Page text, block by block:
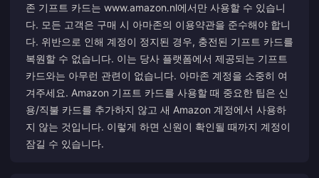
존 기프트 카드는 www.amazon.nl에서만 사용할 수 있습니
다. 모든 고객은 구매 시 아마존의 이용약관을 준수해야 합니
다. 위반으로 인해 계정이 정지된 경우, 충전된 기프트 카드를
복원할 수 없습니다. 이는 당사 플랫폼에서 제공되는 기프트
카드와는 아무런 관련이 없습니다. 아마존 계정을 소중히 여
겨주세요. Amazon 기프트 카드를 사용할 때 중요한 팁은 신
용/직불 카드를 추가하지 않고 새 Amazon 계정에서 사용하
지 않는 것입니다. 이렇게 하면 신원이 확인될 때까지 계정이
잠길 수 있습니다.